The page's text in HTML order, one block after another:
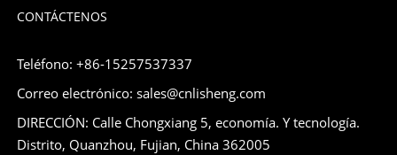
CONTÁCTENOS
Teléfono: +86-15257537337
Correo electrónico: sales@cnlisheng.com
DIRECCIÓN: Calle Chongxiang 5, economía. Y tecnología.
Distrito, Quanzhou, Fujian, China 362005